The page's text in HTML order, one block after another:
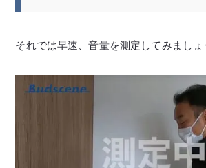
それでは早速、音量を測定してみましょ